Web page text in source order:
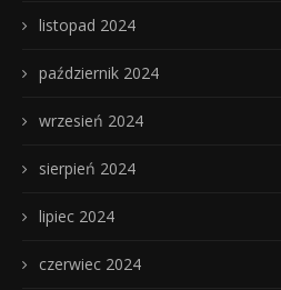
listopad 2024
październik 2024
wrzesień 2024
sierpień 2024
lipiec 2024
czerwiec 2024